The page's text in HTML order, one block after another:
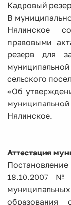
Кадровый
В
Нялинское
правовыми
резерв для
сельского
«Об
Нялинское.
Аттестация
18.10.2007 №
образования